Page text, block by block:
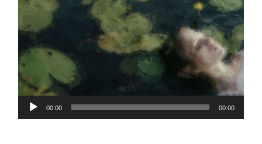
Audio
Player
00:00 00:00